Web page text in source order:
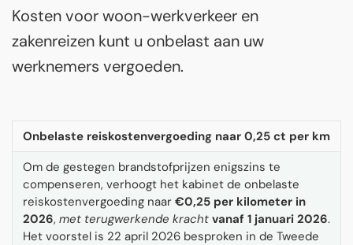
Kosten voor woon-werkverkeer en
zakenreizen kunt u onbelast aan uw
werknemers vergoeden.
Onbelaste reiskostenvergoeding naar 0,25 ct per km
Om de gestegen brandstofprijzen enigszins te
compenseren, verhoogt het kabinet de onbelaste
reiskostenvergoeding naar €0,25 per kilometer in
2026, met terugwerkende kracht vanaf 1 januari 2026.
Het voorstel is 22 april 2026 besproken in de Tweede